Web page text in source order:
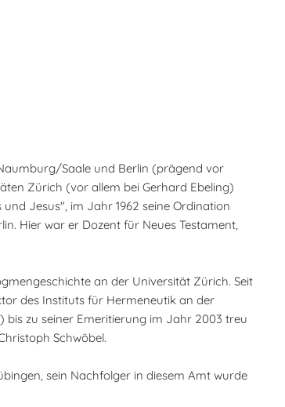
Saale und Berlin (prägend vor
Zürich (vor allem bei Gerhard Ebeling)
Jesus", im Jahr 1962 seine Ordination
Hier war er Dozent für Neues Testament,
an der Universität Zürich. Seit
des Instituts für Hermeneutik an der
bis zu seiner Emeritierung im Jahr 2003 treu
Schwöbel.
sein Nachfolger in diesem Amt wurde